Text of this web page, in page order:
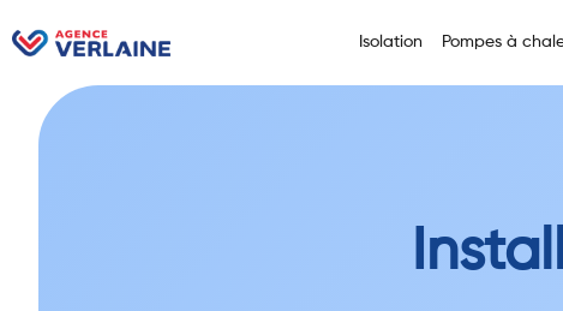
Isolation Pompes à